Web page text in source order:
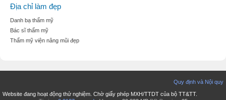
Địa chỉ làm đẹp
Danh bạ thẩm mỹ
Bác sĩ thẩm mỹ
Thẩm mỹ viện nâng mũi đẹp
Quy định và Nội quy
Website đang hoạt động thử nghiệm. Chờ giấy phép MXH/TTDT của bộ TT&TT.